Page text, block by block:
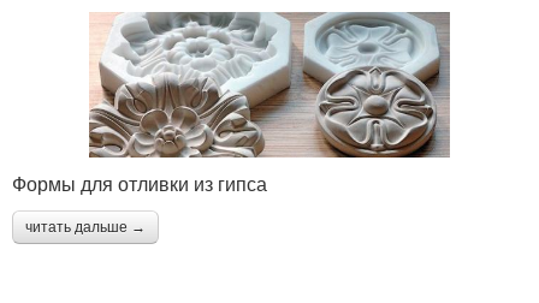
Формы для отливки из гипса
читать дальше →